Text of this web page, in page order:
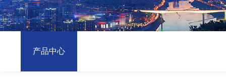
产品中心